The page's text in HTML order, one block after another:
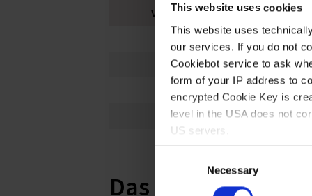
This website uses cookies
This website uses
our services. If you do not
Cookiebot service to ask
form of your IP address to
encrypted Cookie Key is
level in the USA does not
US servers.
For more information on
Necessary
Volumen ml Gewinde
GL 25
250
GL 28
1000
GL 32
Das könnte Sie